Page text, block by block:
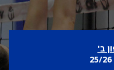
ב'